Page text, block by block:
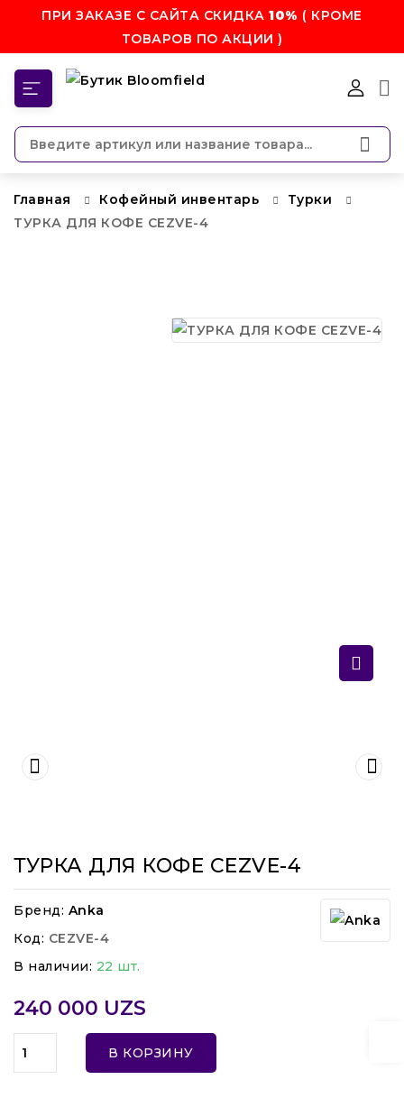
ПРИ ЗАКАЗЕ С САЙТА СКИДКА10% ( КРОМЕ
ТОВАРОВ ПО АКЦИИ )
Главная Кофейный инвентарь
Турки
ТУРКА ДЛЯ КОФЕ CEZVE-4
ТУРКА ДЛЯ КОФЕ CEZVE-4
Бренд: Anka
Код: CEZVE-4
В наличии: 22 шт.
240 000 UZS
В КОРЗИНУ